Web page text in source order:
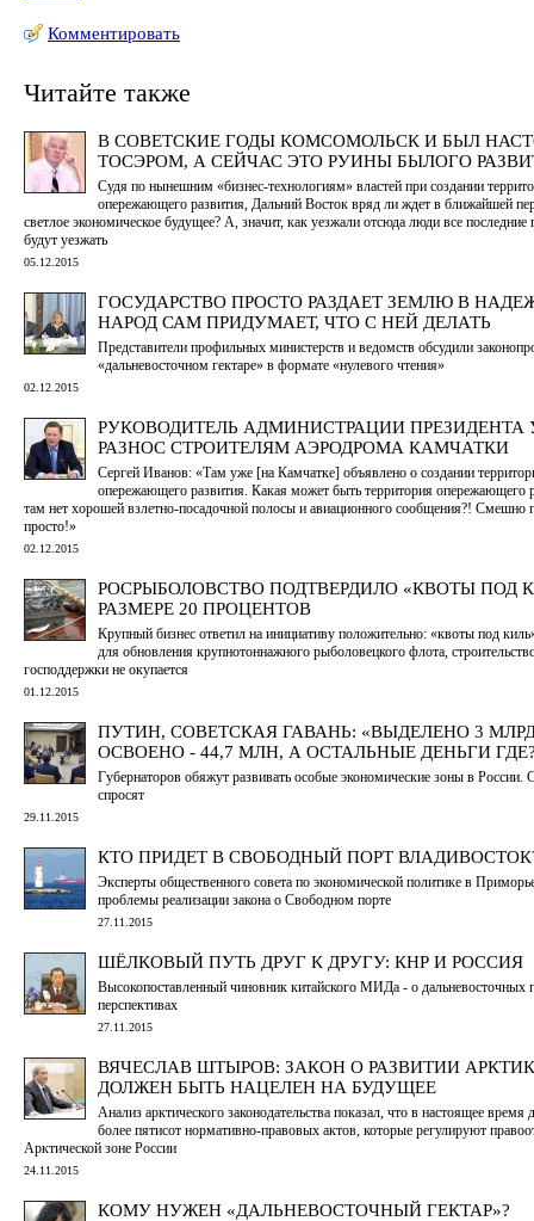
Комментировать
Читайте также
В СОВЕТСКИЕ ГОДЫ КОМСОМОЛЬСК И БЫЛ
ТОСЭРОМ, А СЕЙЧАС ЭТО РУИНЫ БЫЛОГО
Судя по нынешним «бизнес-технологиям» властей при создании
опережающего развития, Дальний Восток вряд ли ждет в ближайшей
светлое экономическое будущее? А, значит, как уезжали отсюда люди все последние
будут уезжать
05.12.2015
ГОСУДАРСТВО ПРОСТО РАЗДАЕТ ЗЕМЛЮ В
НАРОД САМ ПРИДУМАЕТ, ЧТО С НЕЙ ДЕЛАТЬ
Представители профильных министерств и ведомств обсудили
«дальневосточном гектаре» в формате «нулевого чтения»
02.12.2015
РУКОВОДИТЕЛЬ АДМИНИСТРАЦИИ ПРЕЗИДЕНТА
РАЗНОС СТРОИТЕЛЯМ АЭРОДРОМА КАМЧАТКИ
Сергей Иванов: «Там уже [на Камчатке] объявлено о создании
опережающего развития. Какая может быть территория опережающего
там нет хорошей взлетно-посадочной полосы и авиационного сообщения?! Смешно
просто!»
02.12.2015
РОСРЫБОЛОВСТВО ПОДТВЕРДИЛО «КВОТЫ ПОД
РАЗМЕРЕ 20 ПРОЦЕНТОВ
Крупный бизнес ответил на инициативу положительно: «квоты под
для обновления крупнотоннажного рыболовецкого флота,
господдержки не окупается
01.12.2015
ПУТИН, СОВЕТСКАЯ ГАВАНЬ: «ВЫДЕЛЕНО 3
ОСВОЕНО - 44,7 МЛН, А ОСТАЛЬНЫЕ ДЕНЬГИ
Губернаторов обяжут развивать особые экономические зоны в России.
спросят
29.11.2015
КТО ПРИДЕТ В СВОБОДНЫЙ ПОРТ
Эксперты общественного совета по экономической политике в
проблемы реализации закона о Свободном порте
27.11.2015
ШЁЛКОВЫЙ ПУТЬ ДРУГ К ДРУГУ: КНР И РОССИЯ
Высокопоставленный чиновник китайского МИДа - о дальневосточных
перспективах
27.11.2015
ВЯЧЕСЛАВ ШТЫРОВ: ЗАКОН О РАЗВИТИИ
ДОЛЖЕН БЫТЬ НАЦЕЛЕН НА БУДУЩЕЕ
Анализ арктического законодательства показал, что в настоящее время
более пятисот нормативно-правовых актов, которые регулируют
Арктической зоне России
24.11.2015
КОМУ НУЖЕН «ДАЛЬНЕВОСТОЧНЫЙ ГЕКТАР»?